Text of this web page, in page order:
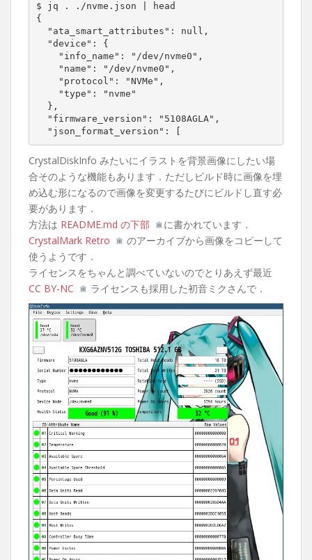
$ jq . ./nvme.json | head
{
  "json_format_version": [
CrystalDiskInfo みたいにイラストを背景画像にしたい場
合そのような機能もあります．ただしビルド時に画像を埋
め込む形になるので画像を変更するたびにビルドし直す必
要があります．
方法は README.md の下部
に書かれています．
CrystalMark Retro
のアーカイブから画像をコピーして
使うようです．
ライセンスをちゃんと調べていないのでとりあえず最近
CC BY-NC
ライセンスも採用した初音ミクさんで．